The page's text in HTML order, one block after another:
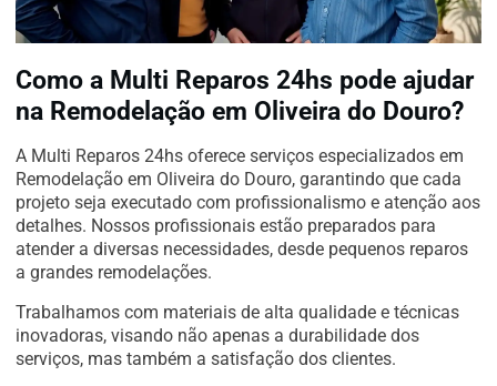
Como a Multi Reparos 24hs pode ajudar
na Remodelação em Oliveira do Douro?
A Multi Reparos 24hs oferece serviços especializados em
Remodelação em Oliveira do Douro, garantindo que cada
projeto seja executado com profissionalismo e atenção aos
detalhes. Nossos profissionais estão preparados para
atender a diversas necessidades, desde pequenos reparos
a grandes remodelações.
Trabalhamos com materiais de alta qualidade e técnicas
inovadoras, visando não apenas a durabilidade dos
serviços, mas também a satisfação dos clientes.